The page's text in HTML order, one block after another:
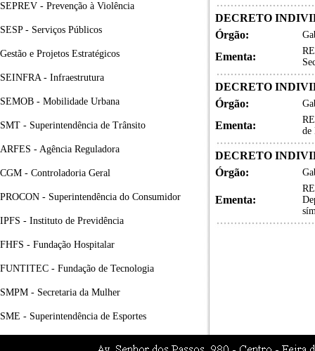
SEPREV - Prevenção à Violência
SESP - Serviços Públicos
Gestão e Projetos Estratégicos
SEINFRA - Infraestrutura
SEMOB - Mobilidade Urbana
SMT - Superintendência de Trânsito
ARFES - Agência Reguladora
CGM - Controladoria Geral
PROCON - Superintendência do Consumidor
IPFS - Instituto de Previdência
FHFS - Fundação Hospitalar
FUNTITEC - Fundação de Tecnologia
SMPM - Secretaria da Mulher
SME - Superintendência de Esportes
DECRETO
Órgão:
Ementa:
DECRETO
Órgão:
Ementa:
de
DECRETO
Órgão:
Ementa: